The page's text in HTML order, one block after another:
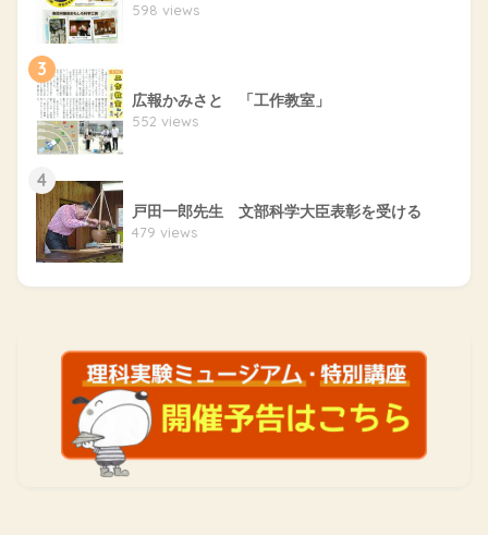
598 views
3
広報かみさと 「工作教室」
552 views
4
戸田一郎先生 文部科学大臣表彰を受ける
479 views